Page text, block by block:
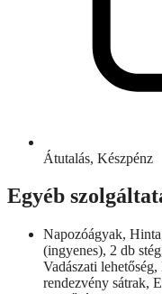
Átutalás, Készpénz
Egyéb
Napozóágyak,
(ingyenes), 2 db
Vadászati
rendezvény sátrak,